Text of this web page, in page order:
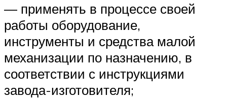
— применять в процессе своей
работы оборудование,
инструменты и средства малой
механизации по назначению, в
соответствии с инструкциями
завода-изготовителя;